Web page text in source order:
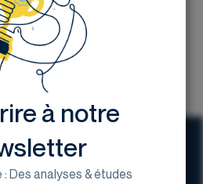
à notre
Des analyses & études